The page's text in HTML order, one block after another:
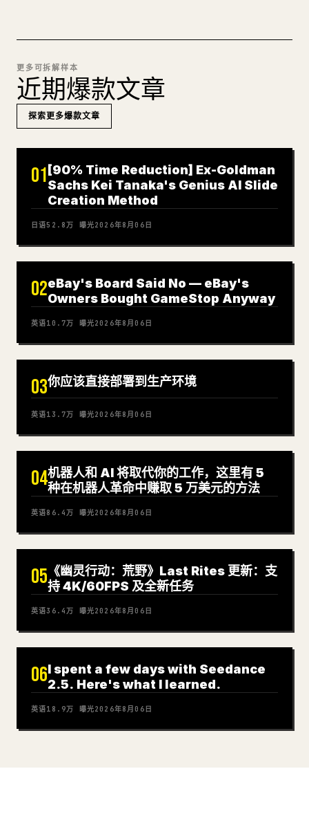
更多可拆解样本
近期爆款文章
探索更多爆款文章
01 [90% Time Reduction] Ex-Goldman
Sachs Kei Tanaka's Genius AI Slide
Creation Method
日语52.8万 曝光2026年8月06日
02eBay's Board Said No — eBay's
Owners Bought GameStop Anyway
英语10.7万 曝光2026年8月06日
03你应该直接部署到生产环境
英语13.7万 曝光2026年8月06日
04机器人和 AI 将取代你的工作，这里有 5
种在机器人革命中赚取 5 万美元的方法
英语86.4万 曝光2026年8月06日
05 《幽灵行动：荒野》Last Rites 更新：支
持 4K/60FPS 及全新任务
英语36.4万 曝光2026年8月06日
06I spent a few days with Seedance
2.5. Here's what I learned.
英语18.9万 曝光2026年8月06日